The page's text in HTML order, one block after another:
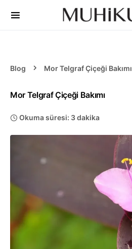
Blog Mor Telgraf Çiçeği Bakımı
Mor Telgraf Çiçeği Bakımı
Okuma süresi: 3 dakika